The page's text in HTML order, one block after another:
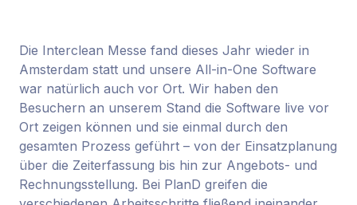
Die Interclean Messe fand dieses Jahr wieder in
Amsterdam statt und unsere All-in-One Software
war natürlich auch vor Ort. Wir haben den
Besuchern an unserem Stand die Software live vor
Ort zeigen können und sie einmal durch den
gesamten Prozess geführt – von der Einsatzplanung
über die Zeiterfassung bis hin zur Angebots- und
Rechnungsstellung. Bei PlanD greifen die